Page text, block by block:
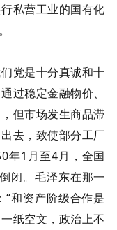
私营工业的国有化
党是十分真诚和十
过稳定金融物价、
但市场发生商品滞
去，致使部分工厂
年1月至4月，全国
闭。毛泽东在那一
和资产阶级合作是
纸空文，政治上不